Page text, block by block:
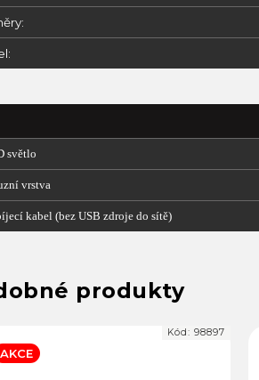
světlo
vrstva
kabel (bez USB zdroje do sítě)
AKCE
Kód: 98897